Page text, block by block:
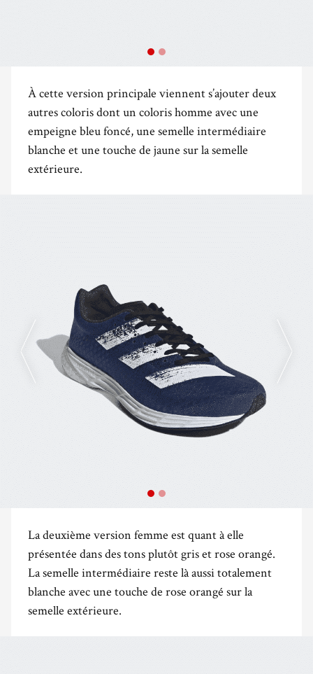
À cette version principale viennent s’ajouter deux
autres coloris dont un coloris homme avec une
empeigne bleu foncé, une semelle intermédiaire
blanche et une touche de jaune sur la semelle
extérieure.
La deuxième version femme est quant à elle
présentée dans des tons plutôt gris et rose orangé.
La semelle intermédiaire reste là aussi totalement
blanche avec une touche de rose orangé sur la
semelle extérieure.